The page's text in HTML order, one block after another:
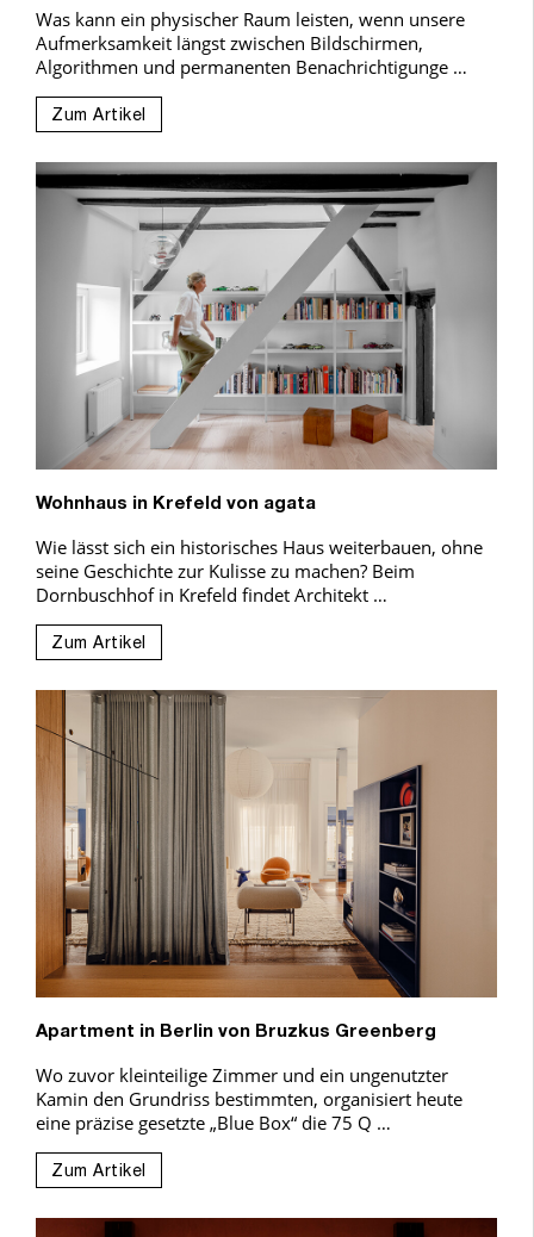
Was kann ein physischer Raum leisten, wenn unsere
Aufmerksamkeit längst zwischen Bildschirmen,
Algorithmen und permanenten Benachrichtigunge …
Zum Artikel
Wohnhaus in Krefeld von agata
Wie lässt sich ein historisches Haus weiterbauen, ohne
seine Geschichte zur Kulisse zu machen? Beim
Dornbuschhof in Krefeld findet Architekt …
Zum Artikel
Apartment in Berlin von Bruzkus Greenberg
Wo zuvor kleinteilige Zimmer und ein ungenutzter
Kamin den Grundriss bestimmten, organisiert heute
eine präzise gesetzte „Blue Box“ die 75 Q …
Zum Artikel